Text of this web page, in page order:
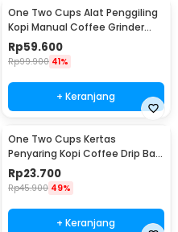
One Two Cups Alat Penggiling
Kopi Manual Coffee Grinder
Portable - WFCG9800
Rp59.600
Rp99.900 41%
+ Keranjang
One Two Cups Kertas
Penyaring Kopi Coffee Drip Bag
Paper Filter 50PCS - T111
Rp23.700
Rp45.900 49%
+ Keranjang